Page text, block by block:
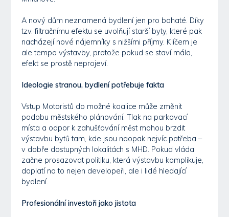
A nový dům neznamená bydlení jen pro bohaté. Díky
tzv. filtračnímu efektu se uvolňují starší byty, které pak
nacházejí nové nájemníky s nižšími příjmy. Klíčem je
ale tempo výstavby, protože pokud se staví málo,
efekt se prostě neprojeví.
Ideologie stranou, bydlení potřebuje fakta
Vstup Motoristů do možné koalice může změnit
podobu městského plánování. Tlak na parkovací
místa a odpor k zahušťování měst mohou brzdit
výstavbu bytů tam, kde jsou naopak nejvíc potřeba –
v dobře dostupných lokalitách s MHD. Pokud vláda
začne prosazovat politiku, která výstavbu komplikuje,
doplatí na to nejen developeři, ale i lidé hledající
bydlení.
Profesionální investoři jako jistota